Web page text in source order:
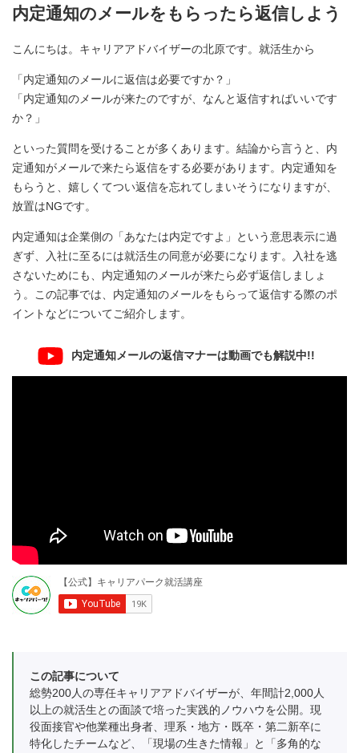
内定通知のメールをもらったら返信しよう
こんにちは。キャリアアドバイザーの北原です。就活生から
「内定通知のメールに返信は必要ですか？」
「内定通知のメールが来たのですが、なんと返信すればいいです
か？」
といった質問を受けることが多くあります。結論から言うと、内
定通知がメールで来たら返信をする必要があります。内定通知を
もらうと、嬉しくてつい返信を忘れてしまいそうになりますが、
放置はNGです。
内定通知は企業側の「あなたは内定ですよ」という意思表示に過
ぎず、入社に至るには就活生の同意が必要になります。入社を逃
さないためにも、内定通知のメールが来たら必ず返信しましょ
う。この記事では、内定通知のメールをもらって返信する際のポ
イントなどについてご紹介します。
内定通知メールの返信マナーは動画でも解説中!!
この記事について
総勢200人の専任キャリアアドバイザーが、年間計2,000人
以上の就活生との面談で培った実践的ノウハウを公開。現
役面接官や他業種出身者、理系・地方・既卒・第二新卒に
特化したチームなど、「現場の生きた情報」と「多角的な